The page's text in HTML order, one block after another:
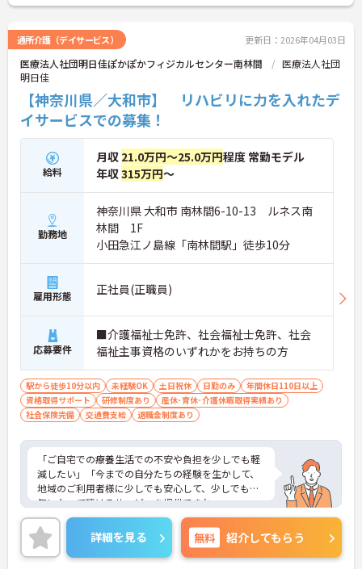
通所介護（デイサービス） 更新日：2026年04月03日
医療法人社団明日佳ぽかぽかフィジカルセンター南林間
医療法人社団
明日佳
【神奈川県／大和市】 リハビリに力を入れたデ
イサービスでの募集！
給料
月収 21.0万円～25.0万円程度 常勤モデル
年収315万円～
勤務地
神奈川県 大和市 南林間6-10-13 ルネス南
林間 1F
小田急江ノ島線「南林間駅」徒歩10分
雇用形態 正社員(正職員)
応募要件
■介護福祉士免許、社会福祉士免許、社会
福祉主事資格のいずれかをお持ちの方
駅から徒歩10分以内 未経験OK 土日祝休 日勤のみ
年間休日110日以上
資格取得サポート
研修制度あり
産休･育休･介護休暇取得実績あり
社会保険完備
交通費支給 退職金制度あり
「ご自宅での療養生活での不安や負担を少しでも軽
減したい」「今までの自分たちの経験を生かして、
地域のご利用者様に少しでも安心して、少しでも元
気になって頂けるサービスを提供できれ
ば・・・。」「人生の最期に、ご本人様とご家族様
で最高の時間を過ごせるような、そんなサービスを
提供したい・・・。」という思いからぽかぽかリハ
ビリ訪問看護ステーションは立ち上がりました。
詳細を見る 無料 紹介してもらう